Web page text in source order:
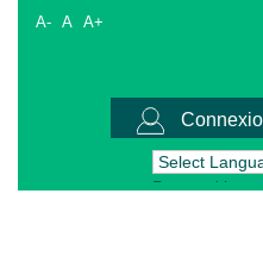
A- A A+
Powered by